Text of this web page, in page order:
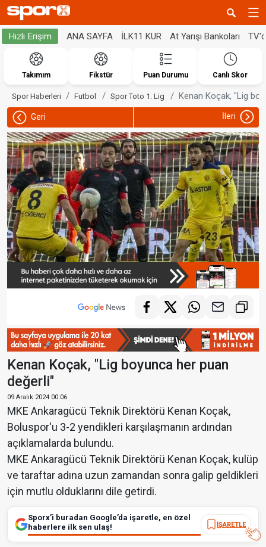
Hızlı Erişim ANA SAYFA İLK11 KUR At Yarışı Bankoları
Takımım Fikstür Puan Durumu Canlı Skor
Spor Haberleri Futbol Spor Toto 1. Lig Kenan Koçak, "Lig
Geri İleri
Kenan Koçak, "Lig boyunca her puan
değerli"
09 Aralık 2024 00:06
MKE Ankaragücü Teknik Direktörü Kenan Koçak,
Boluspor'u 3-2 yendikleri karşılaşmanın ardından
açıklamalarda bulundu.
MKE Ankaragücü Teknik Direktörü Kenan Koçak, kulüp
ve taraftar adına uzun zamandan sonra galip geldikleri
için mutlu olduklarını dile getirdi.
Sporx’i buradan Google’da işaretle, en özel
haberlere ilk sen ulaş!
İŞARETLE